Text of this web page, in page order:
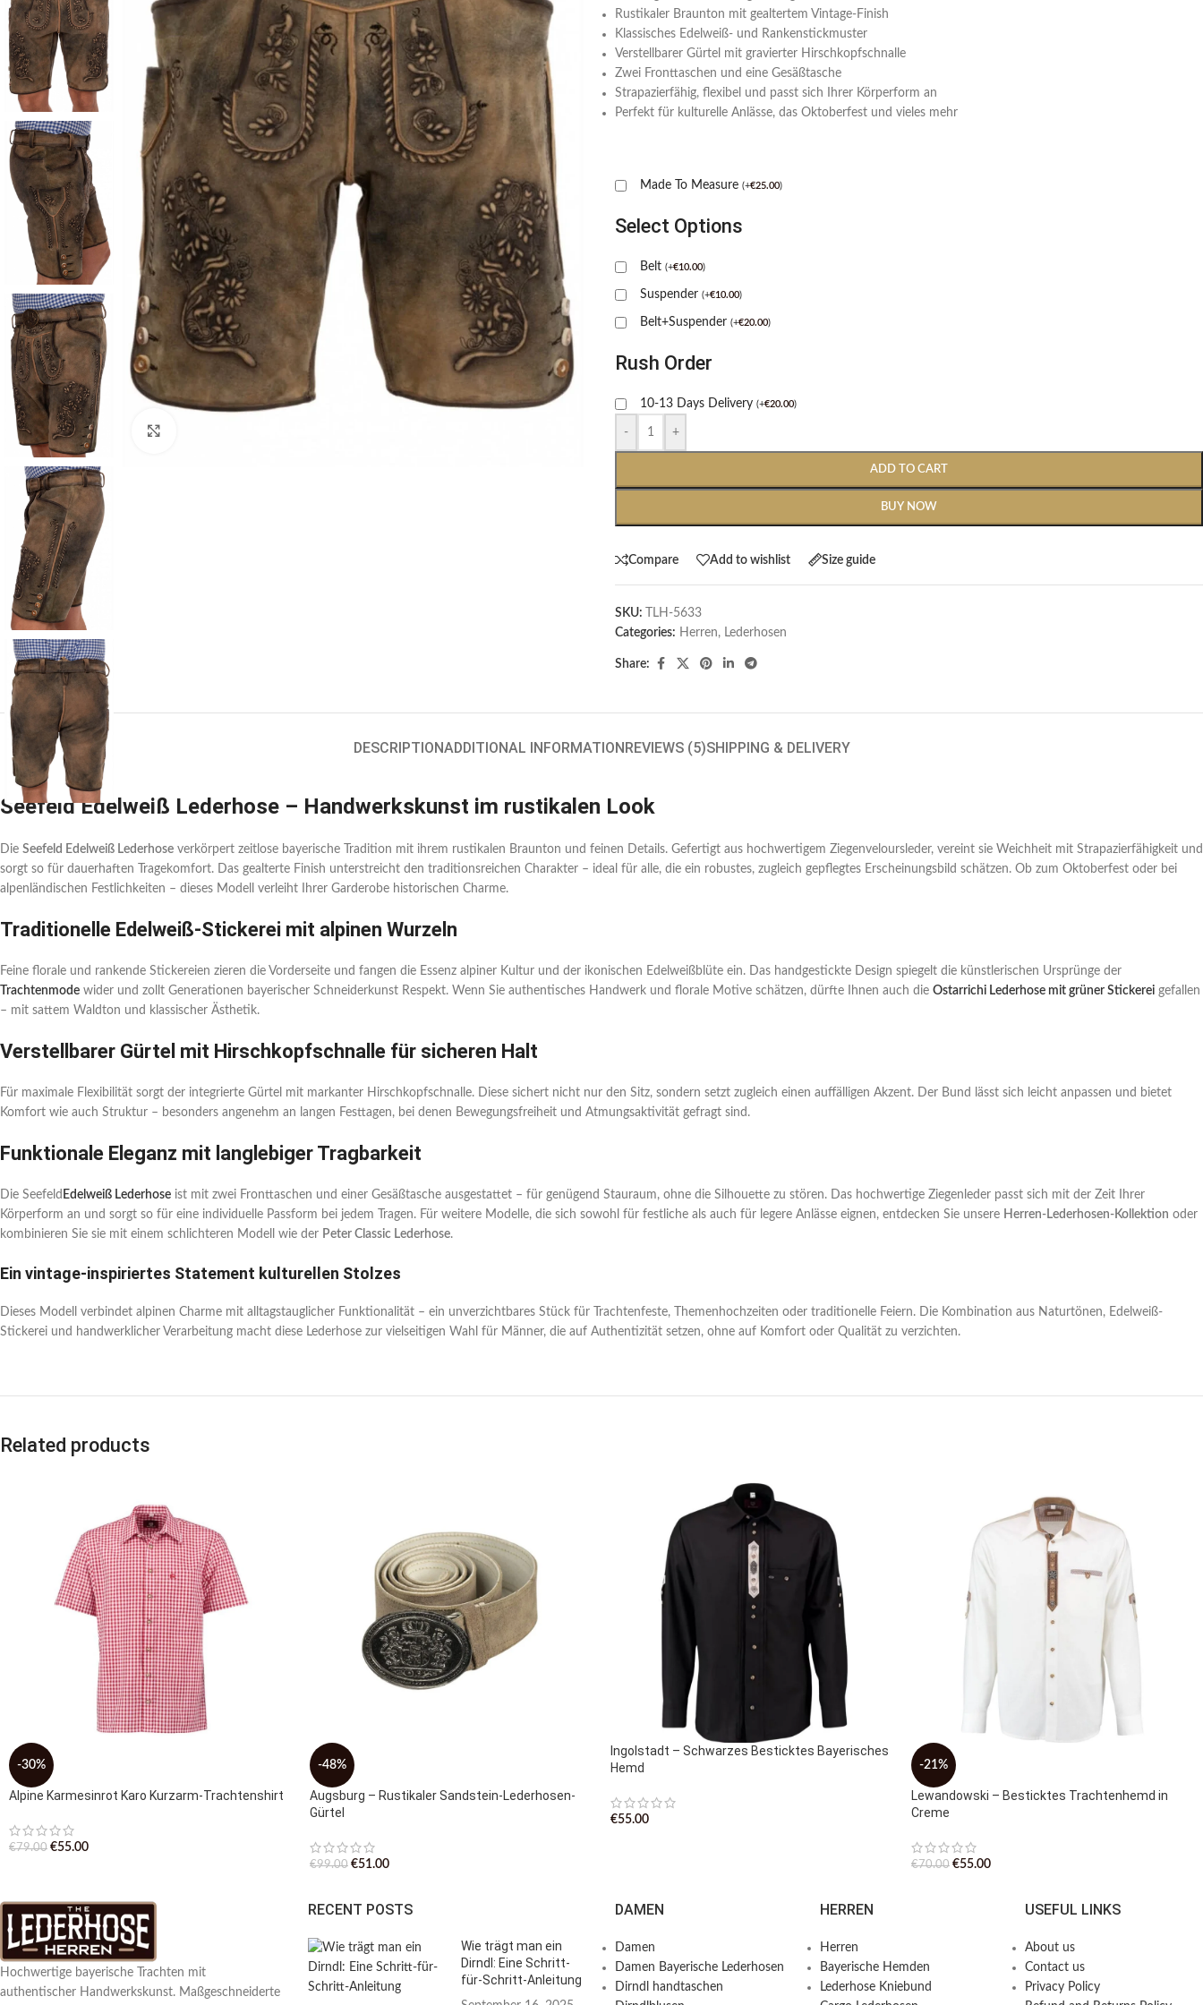
Rustikaler Braunton mit gealtertem Vintage-Finish
Klassisches Edelweiß- und Rankenstickmuster
Verstellbarer Gürtel mit gravierter Hirschkopfschnalle
Zwei Fronttaschen und eine Gesäßtasche
Strapazierfähig, flexibel und passt sich Ihrer Körperform an
Perfekt für kulturelle Anlässe, das Oktoberfest und vieles mehr
Made To Measure (+€25.00)
Select Options
Belt (+€10.00)
Suspender (+€10.00)
Belt+Suspender (+€20.00)
Rush Order
10-13 Days Delivery (+€20.00)
- +
ADD TO CART
BUY NOW
Compare Add to wishlist Size guide
SKU:
TLH-5633
Categories: Herren, Lederhosen
Share:
DESCRIPTIONADDITIONAL INFORMATION REVIEWS (5)SHIPPING & DELIVERY
Seefeld Edelweiß Lederhose – Handwerkskunst im rustikalen Look
Die Seefeld Edelweiß Lederhose verkörpert zeitlose bayerische Tradition mit ihrem rustikalen Braunton und feinen Details. Gefertigt aus hochwertigem Ziegenveloursleder, vereint sie Weichheit mit Strapazierfähigkeit und
sorgt so für dauerhaften Tragekomfort. Das gealterte Finish unterstreicht den traditionsreichen Charakter – ideal für alle, die ein robustes, zugleich gepflegtes Erscheinungsbild schätzen. Ob zum Oktoberfest oder bei
alpenländischen Festlichkeiten – dieses Modell verleiht Ihrer Garderobe historischen Charme.
Traditionelle Edelweiß-Stickerei mit alpinen Wurzeln
Feine florale und rankende Stickereien zieren die Vorderseite und fangen die Essenz alpiner Kultur und der ikonischen Edelweißblüte ein. Das handgestickte Design spiegelt die künstlerischen Ursprünge der
Trachtenmode wider und zollt Generationen bayerischer Schneiderkunst Respekt. Wenn Sie authentisches Handwerk und florale Motive schätzen, dürfte Ihnen auch die Ostarrichi Lederhose mit grüner Stickerei gefallen
– mit sattem Waldton und klassischer Ästhetik.
Verstellbarer Gürtel mit Hirschkopfschnalle für sicheren Halt
Für maximale Flexibilität sorgt der integrierte Gürtel mit markanter Hirschkopfschnalle. Diese sichert nicht nur den Sitz, sondern setzt zugleich einen auffälligen Akzent. Der Bund lässt sich leicht anpassen und bietet
Komfort wie auch Struktur – besonders angenehm an langen Festtagen, bei denen Bewegungsfreiheit und Atmungsaktivität gefragt sind.
Funktionale Eleganz mit langlebiger Tragbarkeit
Die Seefeld Edelweiß Lederhose ist mit zwei Fronttaschen und einer Gesäßtasche ausgestattet – für genügend Stauraum, ohne die Silhouette zu stören. Das hochwertige Ziegenleder passt sich mit der Zeit Ihrer
Körperform an und sorgt so für eine individuelle Passform bei jedem Tragen. Für weitere Modelle, die sich sowohl für festliche als auch für legere Anlässe eignen, entdecken Sie unsere Herren-Lederhosen-Kollektion oder
kombinieren Sie sie mit einem schlichteren Modell wie der Peter Classic Lederhose.
Ein vintage-inspiriertes Statement kulturellen Stolzes
Dieses Modell verbindet alpinen Charme mit alltagstauglicher Funktionalität – ein unverzichtbares Stück für Trachtenfeste, Themenhochzeiten oder traditionelle Feiern. Die Kombination aus Naturtönen, Edelweiß-
Stickerei und handwerklicher Verarbeitung macht diese Lederhose zur vielseitigen Wahl für Männer, die auf Authentizität setzen, ohne auf Komfort oder Qualität zu verzichten.
Related products
-30%
Alpine Karmesinrot Karo Kurzarm-Trachtenshirt
€79.00 €55.00
-48%
Augsburg – Rustikaler Sandstein-Lederhosen-
Gürtel
€99.00 €51.00
Ingolstadt – Schwarzes Besticktes Bayerisches
Hemd
€55.00
-21%
Lewandowski – Besticktes Trachtenhemd in
Creme
€70.00 €55.00
Hochwertige bayerische Trachten mit
authentischer Handwerkskunst. Maßgeschneiderte
RECENT POSTS
Wie trägt man ein
Dirndl: Eine Schritt-
für-Schritt-Anleitung
DAMEN
Damen
Damen Bayerische Lederhosen
Dirndl handtaschen
HERREN
Herren
Bayerische Hemden​
Lederhose Kniebund
USEFUL LINKS
About us
Contact us
Privacy Policy